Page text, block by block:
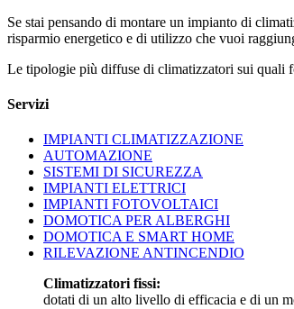
Se stai pensando di montare un impianto di
risparmio energetico e di utilizzo che vuoi
Le tipologie più diffuse di climatizzatori sui quali
Servizi
IMPIANTI CLIMATIZZAZIONE
AUTOMAZIONE
SISTEMI DI SICUREZZA
IMPIANTI ELETTRICI
IMPIANTI FOTOVOLTAICI
DOMOTICA PER ALBERGHI
DOMOTICA E SMART HOME
RILEVAZIONE ANTINCENDIO
Climatizzatori fissi:
dotati di un alto livello di efficacia e di un